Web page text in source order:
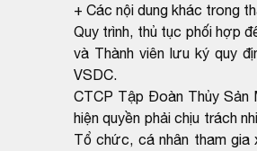
+ Các nội dung khác trong
Quy trình, thủ tục phối hợp
và Thành viên lưu ký quy
VSDC.
CTCP Tập Đoàn Thủy Sản
hiện quyền phải chịu trách
Tổ chức, cá nhân tham gia